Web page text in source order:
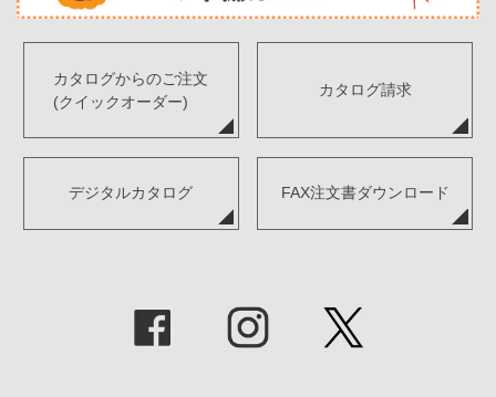
カタログからのご注文
(クイックオーダー)
カタログ請求
デジタルカタログ FAX注文書ダウンロード